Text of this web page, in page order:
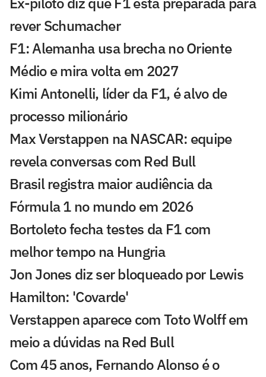
rever Schumacher
F1: Alemanha usa brecha no Oriente
Médio e mira volta em 2027
Kimi Antonelli, líder da F1, é alvo de
processo milionário
Max Verstappen na NASCAR: equipe
revela conversas com Red Bull
Brasil registra maior audiência da
Fórmula 1 no mundo em 2026
Bortoleto fecha testes da F1 com
melhor tempo na Hungria
Jon Jones diz ser bloqueado por Lewis
Hamilton: 'Covarde'
Verstappen aparece com Toto Wolff em
meio a dúvidas na Red Bull
Com 45 anos, Fernando Alonso é o